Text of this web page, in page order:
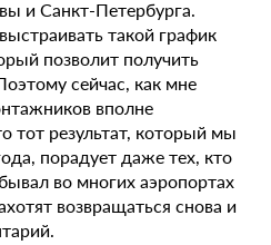
и Санкт-Петербурга.
такой график
позволит получить
сейчас, как мне
вполне
тот результат, который мы
порадует даже тех, кто
во многих аэропортах
возвращаться снова и